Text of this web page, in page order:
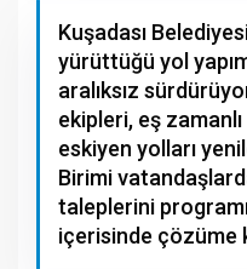
Kuşadası
yürüttüğü yol
aralıksız
ekipleri, eş
eskiyen yolları
Birimi
taleplerini
içerisinde çözüme